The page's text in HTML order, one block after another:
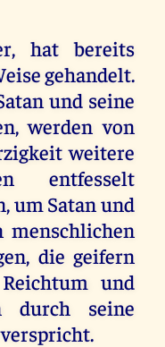
hat bereits
gehandelt.
und seine
werden von
weitere
entfesselt
um Satan und
menschlichen
die geifern
und
durch seine